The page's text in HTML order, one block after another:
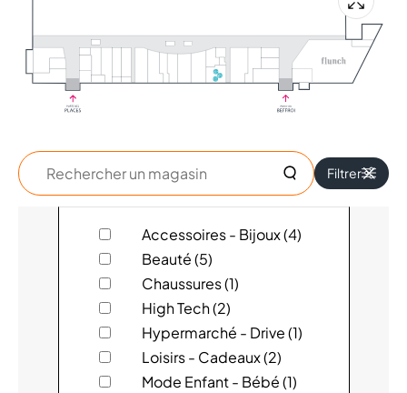
Rechercher
un
magasin
Filtrer
ALIZES
ARMAND THIERRY HOMME
ARMAND THIERY FEMME
AUCHAN
Accessoires - Bijoux (4)
Beauté (5)
Chaussures (1)
High Tech (2)
Hypermarché - Drive (1)
Loisirs - Cadeaux (2)
Mode Enfant - Bébé (1)